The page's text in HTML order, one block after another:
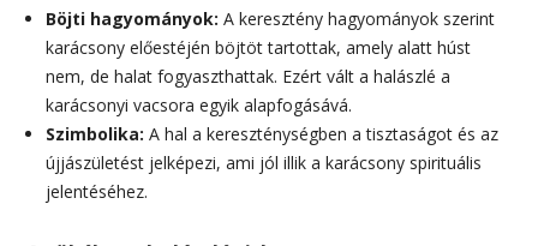
Böjti hagyományok: A keresztény hagyományok szerint
karácsony előestéjén böjtöt tartottak, amely alatt húst
nem, de halat fogyaszthattak. Ezért vált a halászlé a
karácsonyi vacsora egyik alapfogásává.
Szimbolika: A hal a kereszténységben a tisztaságot és az
újjászületést jelképezi, ami jól illik a karácsony spirituális
jelentéséhez.